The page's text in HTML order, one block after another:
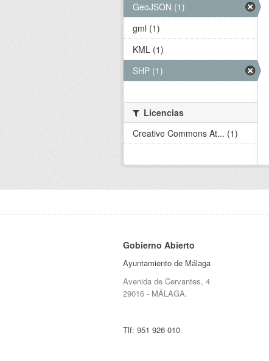
GeoJSON (1)
gml (1)
KML (1)
SHP (1)
Licencias
Creative Commons At... (1)
Gobierno Abierto
Ayuntamiento de Málaga
Avenida de Cervantes, 4
29016 - MÁLAGA.
Tlf: 951 926 010